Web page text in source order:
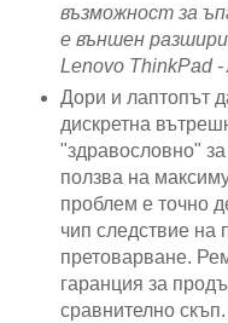
възможност за
е външен
Lenovo ThinkPad
Дори и лаптопът
дискретна
"здравословно"
ползва на
проблем е точно
чип следствие на
претоварване.
гаранция за
сравнително